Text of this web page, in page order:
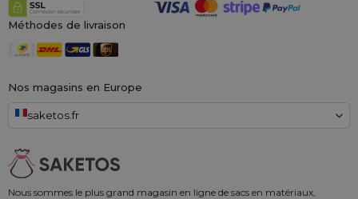
Nous sommes le plus grand magasin en ligne de sacs en matériaux,
Nos magasins en Europe
saketos.fr
Méthodes de livraison